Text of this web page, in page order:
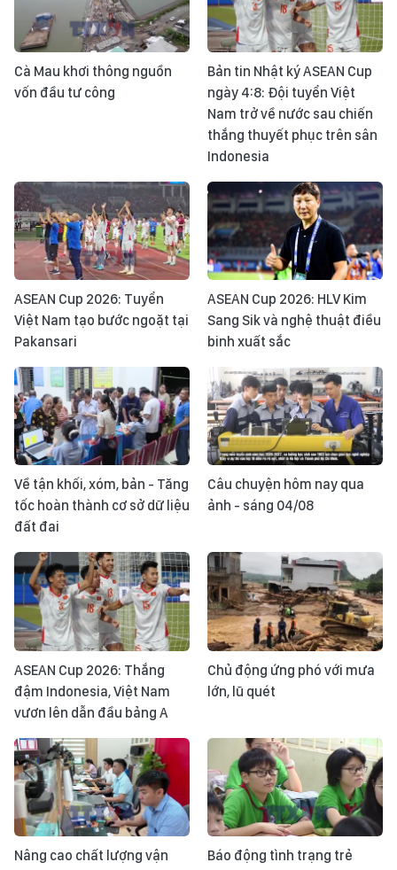
Cà Mau khơi thông nguồn
vốn đầu tư công
Bản tin Nhật ký ASEAN Cup
ngày 4:8: Đội tuyển Việt
Nam trở về nước sau chiến
thắng thuyết phục trên sân
Indonesia
ASEAN Cup 2026: Tuyển
Việt Nam tạo bước ngoặt tại
Pakansari
ASEAN Cup 2026: HLV Kim
Sang Sik và nghệ thuật điều
binh xuất sắc
Về tận khối, xóm, bản - Tăng
tốc hoàn thành cơ sở dữ liệu
đất đai
Câu chuyện hôm nay qua
ảnh - sáng 04/08
ASEAN Cup 2026: Thắng
đậm Indonesia, Việt Nam
vươn lên dẫn đầu bảng A
Chủ động ứng phó với mưa
lớn, lũ quét
Nâng cao chất lượng vận
Báo động tình trạng trẻ